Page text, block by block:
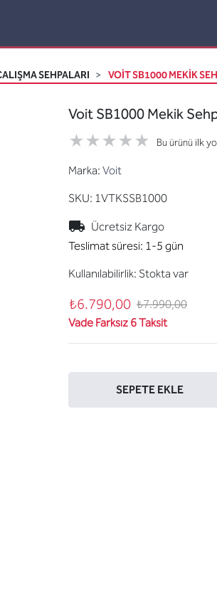
SEHPALARI VOIT SB1000 MEKIK
Voit SB1000 Mekik
Bu ürünü ilk
Marka: Voit
SKU: 1VTKSSB1000
Ücretsiz Kargo
Teslimat süresi: 1-5 gün
Kullanılabilirlik: Stokta var
₺6.790,00 ₺7.990,00
Vade Farksız 6 Taksit
SEPETE EKLE